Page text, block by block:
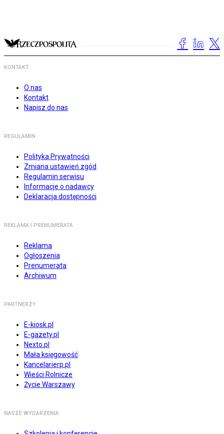
KONTAKT
O nas
Kontakt
Napisz do nas
REGULAMIN
Polityka Prywatności
Zmiana ustawień zgód
Regulamin serwisu
Informacje o nadawcy
Deklaracja dostępności
REKLAMA I PRENUMERATA
Reklama
Ogłoszenia
Prenumerata
Archiwum
PARTNERZY
E-kiosk.pl
E-gazety.pl
Nexto.pl
Mała księgowość
Kancelarierp.pl
Wieści Rolnicze
Życie Warszawy
NASZE WYDARZENIA